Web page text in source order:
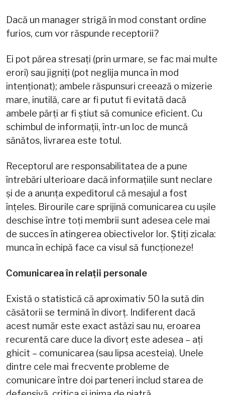
Dacă un manager strigă în mod constant ordine
furios, cum vor răspunde receptorii?
Ei pot părea stresați (prin urmare, se fac mai multe
erori) sau jigniți (pot neglija munca în mod
intenționat); ambele răspunsuri creează o mizerie
mare, inutilă, care ar fi putut fi evitată dacă
ambele părți ar fi știut să comunice eficient. Cu
schimbul de informații, într-un loc de muncă
sănătos, livrarea este totul.
Receptorul are responsabilitatea de a pune
întrebări ulterioare dacă informațiile sunt neclare
și de a anunța expeditorul că mesajul a fost
înțeles. Birourile care sprijină comunicarea cu ușile
deschise între toți membrii sunt adesea cele mai
de succes în atingerea obiectivelor lor. Știți zicala:
munca în echipă face ca visul să funcționeze!
Comunicarea în relații personale
Există o statistică că aproximativ 50 la sută din
căsătorii se termină în divorț. Indiferent dacă
acest număr este exact astăzi sau nu, eroarea
recurentă care duce la divorț este adesea – ați
ghicit – comunicarea (sau lipsa acesteia). Unele
dintre cele mai frecvente probleme de
comunicare între doi parteneri includ starea de